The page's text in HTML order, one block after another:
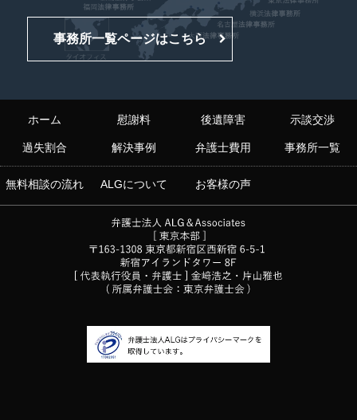
事務所一覧ページはこちら
ホーム 慰謝料 後遺障害 示談交渉
過失割合 解決事例 弁護士費用 事務所一覧
無料相談の流れ ALGについて お客様の声